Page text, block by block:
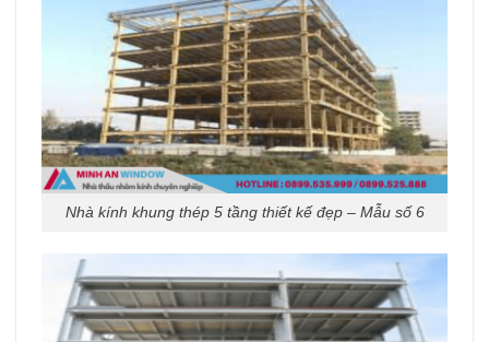
Nhà kính khung thép 5 tầng thiết kế đẹp – Mẫu số 6